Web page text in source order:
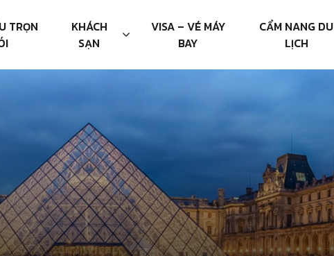
TRỌN
KHÁCH
SẠN
VISA – VÉ MÁY
BAY
CẨM NANG DU
LỊCH